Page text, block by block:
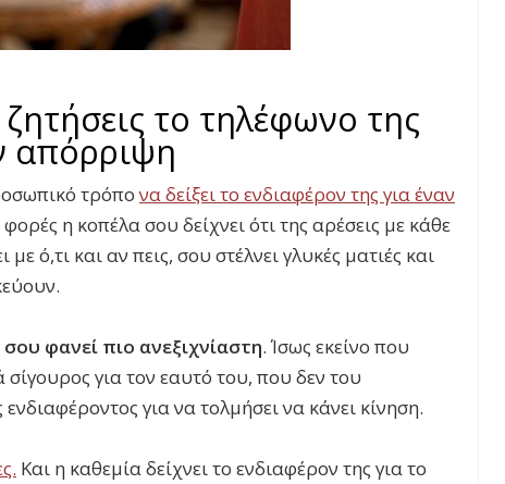
το τηλέφωνο της
απόρριψη
τρόπονα δείξει το ενδιαφέρον της για έναν
η κοπέλα σου δείχνει ότι της αρέσεις με κάθε
ό,τι και αν πεις, σου στέλνει γλυκές ματιές και
φανεί πιο ανεξιχνίαστη. Ίσως εκείνο που
σίγουρος για τον εαυτό του, που δεν του
ενδιαφέροντος για να τολμήσει να κάνει κίνηση.
Και η καθεμία δείχνει το ενδιαφέρον της για το